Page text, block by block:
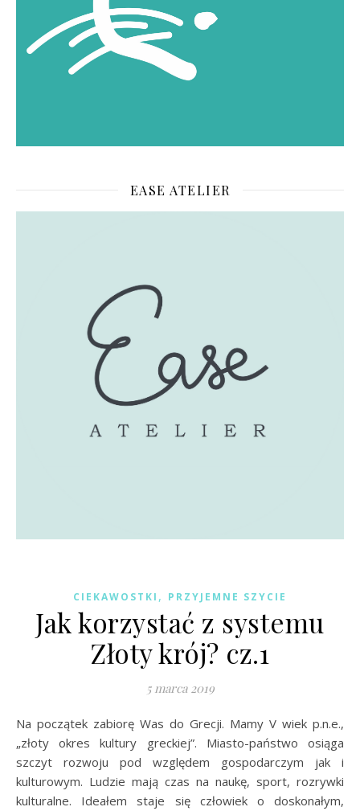
EASE ATELIER
CIEKAWOSTKI , PRZYJEMNE SZYCIE
Jak korzystać z systemu
Złoty krój? cz.1
5 marca 2019
Na początek zabiorę Was do Grecji. Mamy V wiek p.n.e.,
„złoty okres kultury greckiej”. Miasto-państwo osiąga
szczyt rozwoju pod względem gospodarczym jak i
kulturowym. Ludzie mają czas na naukę, sport, rozrywki
kulturalne. Ideałem staje się człowiek o doskonałym,